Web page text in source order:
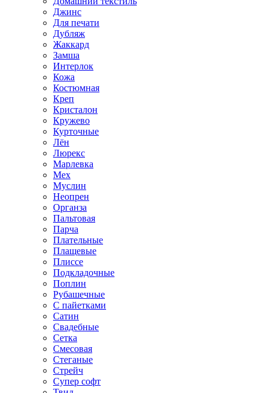
Джинс
Для печати
Дубляж
Жаккард
Замша
Интерлок
Кожа
Костюмная
Креп
Кристалон
Кружево
Курточные
Лён
Люрекс
Марлевка
Мех
Муслин
Неопрен
Органза
Пальтовая
Парча
Плательные
Плащевые
Плиссе
Подкладочные
Поплин
Рубашечные
С пайетками
Сатин
Свадебные
Сетка
Смесовая
Стеганые
Стрейч
Супер софт